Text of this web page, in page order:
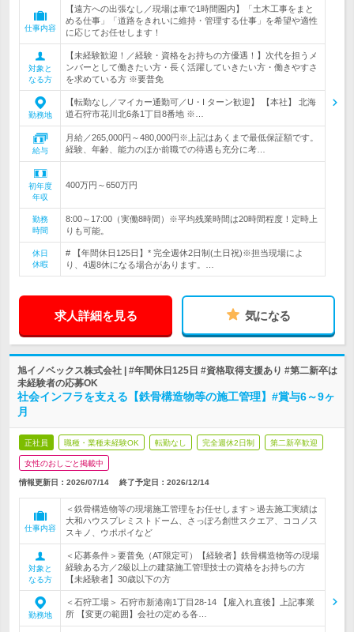
仕事内容
【遠方への出張なし／現場は車で1時間圏内】「土木工事をまと
める仕事」「道路をきれいに維持・管理する仕事」を希望や適性
に応じてお任せします！
対象と
なる方
【未経験歓迎！／経験・資格をお持ちの方優遇！】次代を担うメ
ンバーとして働きたい方・長く活躍していきたい方・働きやすさ
を求めている方 ※要普免
勤務地
【転勤なし／マイカー通勤可／U・I ターン歓迎】 【本社】 北海
道石狩市花川北6条1丁目8番地 ※…
給与
月給／265,000円～480,000円※上記はあくまで最低保証額です。
経験、年齢、能力のほか前職での待遇も充分に考…
初年度
年収
400万円～650万円
勤務
時間
8:00～17:00（実働8時間）※平均残業時間は20時間程度！定時上
りも可能。
休日
休暇
# 【年間休日125日】* 完全週休2日制(土日祝)※担当現場によ
り、4週8休になる場合があります。…
求人詳細を見る 気になる
旭イノベックス株式会社 | #年間休日125日 #資格取得支援あり #第二新卒は
未経験者の応募OK
社会インフラを支える【鉄骨構造物等の施工管理】#賞与6～9ヶ
月
正社員 職種・業種未経験OK 転勤なし 完全週休2日制 第二新卒歓迎
女性のおしごと掲載中
情報更新日：2026/07/14 終了予定日： 2026/12/14
仕事内容
＜鉄骨構造物等の現場施工管理をお任せします＞過去施工実績は
大和ハウスプレミストドーム、さっぽろ創世スクエア、ココノス
スキノ、ウポポイなど
対象と
なる方
＜応募条件＞要普免（AT限定可）【経験者】鉄骨構造物等の現場
経験ある方／2級以上の建築施工管理技士の資格をお持ちの方
【未経験者】30歳以下の方
勤務地
＜石狩工場＞ 石狩市新港南1丁目28-14 【雇入れ直後】上記事業
所 【変更の範囲】会社の定める各…